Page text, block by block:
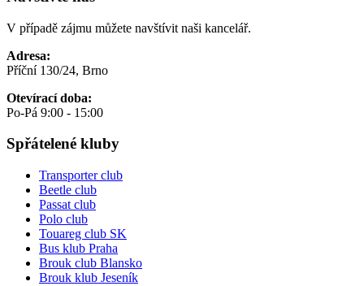
V případě zájmu můžete navštívit naši kancelář.
Adresa:
Příční 130/24, Brno
Otevírací doba:
Po-Pá 9:00 - 15:00
Spřátelené kluby
Transporter club
Beetle club
Passat club
Polo club
Touareg club SK
Bus klub Praha
Brouk club Blansko
Brouk klub Jeseník